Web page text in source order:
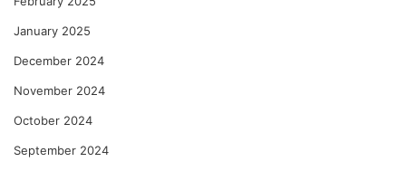
January 2025
December 2024
November 2024
October 2024
September 2024